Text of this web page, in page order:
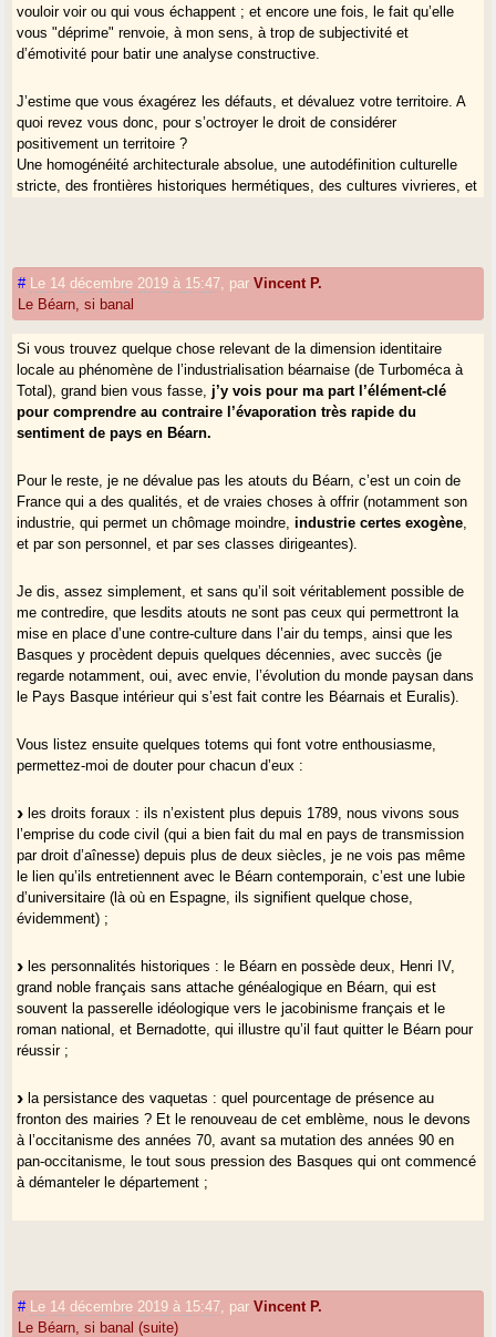
vouloir voir ou qui vous échappent ; et encore une fois, le fait qu’elle
vous "déprime" renvoie, à mon sens, à trop de subjectivité et
d’émotivité pour batir une analyse constructive.
J’estime que vous éxagérez les défauts, et dévaluez votre territoire. A
quoi revez vous donc, pour s’octroyer le droit de considérer
positivement un territoire ?
Une homogénéité architecturale absolue, une autodéfinition culturelle
stricte, des frontières historiques hermétiques, des cultures vivrieres, et
Vous ne revenez sur aucun point constructif évoqué, pour buter sur
deux éléments, vous égarer dans l’histoire pour chercher à nier des
avec excès la laideur paysagère. Suffirait il de repeindre ses
charpentes pour exister ? De crier sur les toits ?
Nombre de points évoqués (les droits foraux, les personnalités
montagneux, les particularismes culturels subsistant, les actions
politiques communes à toutes les parties du Bearn..) semblent ne point
vous intéresser, pas plus que la position centrale dans un espace
vasconique.
Certes, le Béarn n’est pas en tout point chargé de particularismes,
(mais il en existe, et il n’est pas nécessaire de les inventer, comme
certains sont amenés à le faire ailleurs), n’est plus ce qu’il a été dans
l’Histoire, s’est francisé et modernisé. De là à parler d’une "banalisation
au dernier degré", c’est exagéré.
identitaires pour une rennaissance gasconne ?
# Le 14 décembre 2019 à 15:47 parVincent P.
Le Béarn, si banal
Si vous trouvez quelque chose relevant de la dimension identitaire
locale au phénomène de l’industrialisation béarnaise (de Turboméca à
Total), grand bien vous fasse, j’y vois pour ma part l’élément-clé
pour comprendre au contraire l’évaporation très rapide du
sentiment de pays en Béarn.
Pour le reste, je ne dévalue pas les atouts du Béarn, c’est un coin de
France qui a des qualités, et de vraies choses à offrir (notamment son
industrie, qui permet un chômage moindre,industrie certes exogène
et par son personnel, et par ses classes dirigeantes).
Je dis, assez simplement, et sans qu’il soit véritablement possible de
me contredire, que lesdits atouts ne sont pas ceux qui permettront la
mise en place d’une contre-culture dans l’air du temps, ainsi que les
Basques y procèdent depuis quelques décennies, avec succès (je
regarde notamment, oui, avec envie, l’évolution du monde paysan dans
le Pays Basque intérieur qui s’est fait contre les Béarnais et Euralis).
Vous listez ensuite quelques totems qui font votre enthousiasme,
permettez-moi de douter pour chacun d’eux :
les droits foraux : ils n’existent plus depuis 1789, nous vivons sous
l’emprise du code civil (qui a bien fait du mal en pays de transmission
par droit d’aînesse) depuis plus de deux siècles, je ne vois pas même
le lien qu’ils entretiennent avec le Béarn contemporain, c’est une lubie
d’universitaire (là où en Espagne, ils signifient quelque chose,
évidemment) ;
les personnalités historiques : le Béarn en possède deux, Henri IV,
grand noble français sans attache généalogique en Béarn, qui est
souvent la passerelle idéologique vers le jacobinisme français et le
roman national, et Bernadotte, qui illustre qu’il faut quitter le Béarn pour
réussir ;
la persistance des vaquetas : quel pourcentage de présence au
fronton des mairies ? Et le renouveau de cet emblème, nous le devons
à l’occitanisme des années 70, avant sa mutation des années 90 en
pan-occitanisme, le tout sous pression des Basques qui ont commencé
à démanteler le département ;
chercher, c’est avec les voisins immédiats, notamment les Aragonais
(mais eux-mêmes ne sont pas en grande forme identitaire) ;
# Le 14 décembre 2019 à 15:47 parVincent P.
Le Béarn, si banal (suite)